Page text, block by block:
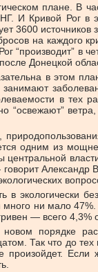
плане. В
Кривой Рог в
3600
на каждого
в
Донецкой
в этом
в тех
одним из
экологически
ни мало
— всего
порядке
Так что до